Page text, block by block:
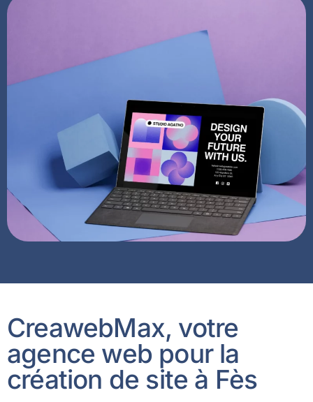
CreawebMax, votre
agence web pour la
création de site à Fès